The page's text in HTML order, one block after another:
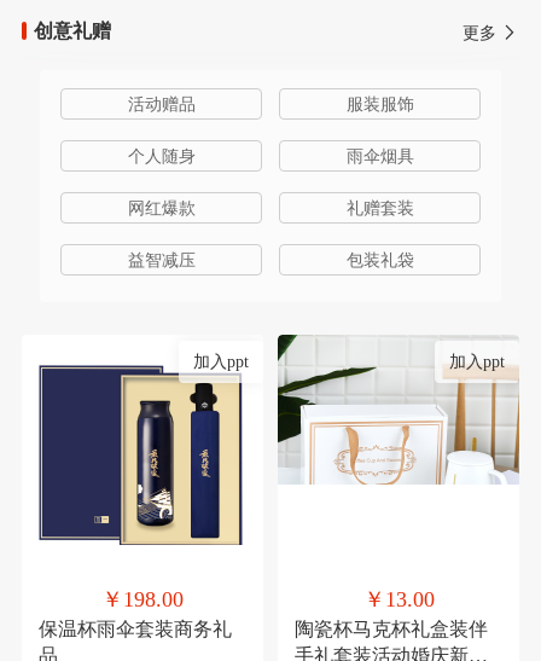
创意礼赠
更多
活动赠品 服装服饰
个人随身 雨伞烟具
网红爆款 礼赠套装
益智减压 包装礼袋
加入ppt
￥198.00
保温杯雨伞套装商务礼
品
加入ppt
￥13.00
陶瓷杯马克杯礼盒装伴
手礼套装活动婚庆新年